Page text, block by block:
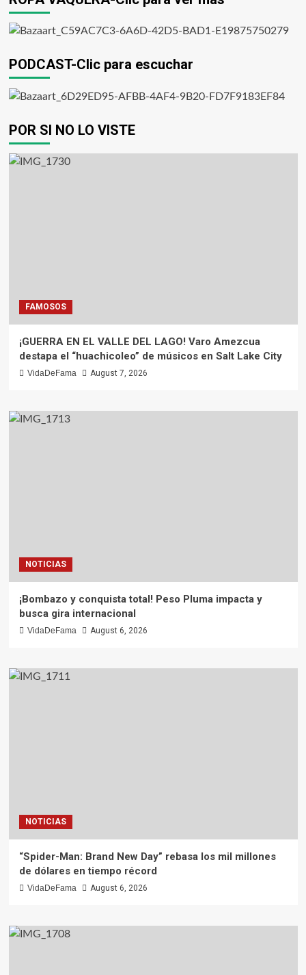
PODCAST-Clic para escuchar
POR SI NO LO VISTE
FAMOSOS
¡GUERRA EN EL VALLE DEL LAGO! Varo Amezcua
destapa el “huachicoleo” de músicos en Salt Lake City
VidaDeFama August 7, 2026
NOTICIAS
¡Bombazo y conquista total! Peso Pluma impacta y
busca gira internacional
VidaDeFama August 6, 2026
NOTICIAS
“Spider-Man: Brand New Day” rebasa los mil millones
de dólares en tiempo récord
VidaDeFama August 6, 2026